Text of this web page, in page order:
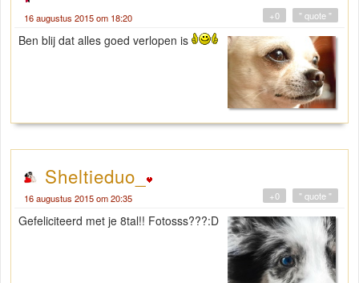
16 augustus 2015 om 18:20 " quote "
+0
Ben blij dat alles goed verlopen is
Sheltieduo_
16 augustus 2015 om 20:35 " quote "
+0
Gefeliciteerd met je 8tal!! Fotosss???:D